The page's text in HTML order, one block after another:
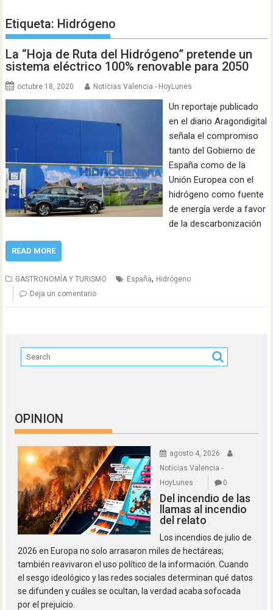
Etiqueta: Hidrógeno
La “Hoja de Ruta del Hidrógeno” pretende un
sistema eléctrico 100% renovable para 2050
octubre 18, 2020 Noticias Valencia - HoyLunes
Un reportaje publicado
en el diario Aragondigital
señala el compromiso
tanto del Gobierno de
España como de la
Unión Europea con el
hidrógeno como fuente
de energía verde a favor
de la descarbonización
READ MORE
GASTRONOMÍA Y TURISMO España, Hidrógeno
Deja un comentario
OPINION
agosto 4, 2026
Noticias Valencia -
HoyLunes
0
Del incendio de las
llamas al incendio
del relato
Los incendios de julio de
2026 en Europa no solo arrasaron miles de hectáreas;
también reavivaron el uso político de la información. Cuando
el sesgo ideológico y las redes sociales determinan qué datos
se difunden y cuáles se ocultan, la verdad acaba sofocada
por el prejuicio.